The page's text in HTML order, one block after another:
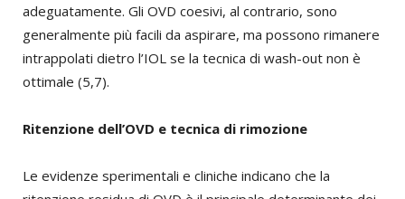
adeguatamente. Gli OVD coesivi, al contrario, sono
generalmente più facili da aspirare, ma possono rimanere
intrappolati dietro l’IOL se la tecnica di wash-out non è
ottimale (5,7).
Ritenzione dell’OVD e tecnica di rimozione
Le evidenze sperimentali e cliniche indicano che la